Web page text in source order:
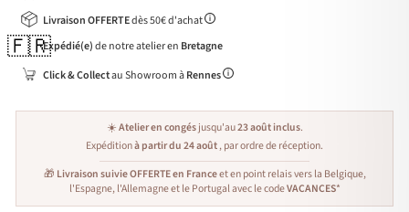
Livraison OFFERTEdès 50€ d'achat
🇫🇷Expédié(e)de notre atelier en Bretagne
Click & Collectau Showroom àRennes
☀️Atelier en congésjusqu'au23 août inclus.
Expéditionà partir du 24 août, par ordre de réception.
🎁 Livraison suivie OFFERTE en Franceet en point relais vers la Belgique,
l'Espagne, l'Allemagne et le Portugal avec le codeVACANCES*